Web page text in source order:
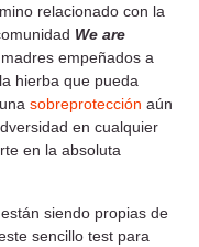
relacionado con la
We are
empeñados a
hierba que pueda
sobreprotección aún
en cualquier
en la absoluta
siendo propias de
sencillo test para